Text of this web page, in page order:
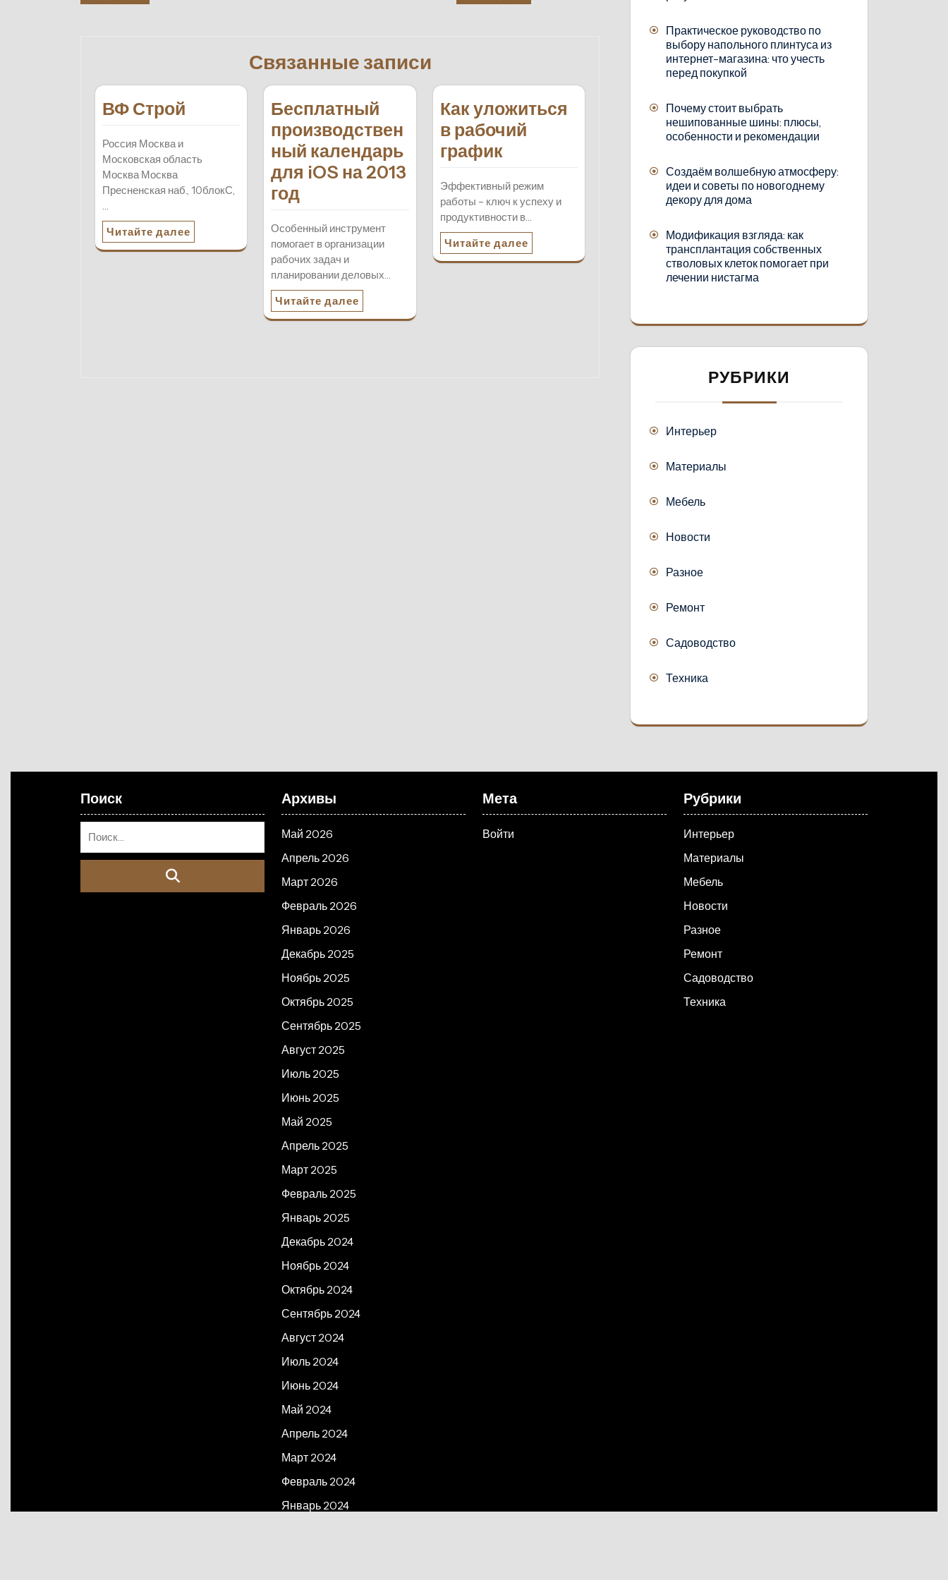
Связанные записи
ВФ Строй
Россия Москва и
Московская область
Москва Москва
Пресненская наб., 10блокС,
…
Читайте далее
Бесплатный
производствен
ный календарь
для iOS на 2013
год
Особенный инструмент
помогает в организации
рабочих задач и
планировании деловых…
Читайте далее
Как уложиться
в рабочий
график
Эффективный режим
работы – ключ к успеху и
продуктивности в…
Читайте далее
Практическое руководство по
выбору напольного плинтуса из
интернет-магазина: что учесть
перед покупкой
Почему стоит выбрать
нешипованные шины: плюсы,
особенности и рекомендации
Создаём волшебную атмосферу:
идеи и советы по новогоднему
декору для дома
Модификация взгляда: как
трансплантация собственных
стволовых клеток помогает при
лечении нистагма
РУБРИКИ
Интерьер
Материалы
Мебель
Новости
Разное
Ремонт
Садоводство
Техника
Поиск Архивы
Май 2026
Апрель 2026
Март 2026
Февраль 2026
Январь 2026
Декабрь 2025
Ноябрь 2025
Октябрь 2025
Сентябрь 2025
Август 2025
Июль 2025
Июнь 2025
Май 2025
Апрель 2025
Март 2025
Февраль 2025
Январь 2025
Декабрь 2024
Ноябрь 2024
Октябрь 2024
Сентябрь 2024
Август 2024
Июль 2024
Июнь 2024
Май 2024
Апрель 2024
Март 2024
Февраль 2024
Январь 2024
Мета
Войти
Рубрики
Интерьер
Материалы
Мебель
Новости
Разное
Ремонт
Садоводство
Техника